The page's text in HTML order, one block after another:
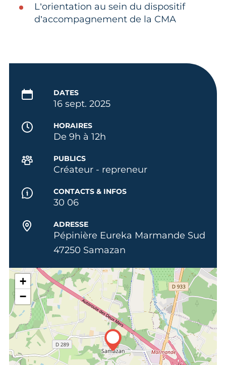
L’orientation au sein du dispositif
d’accompagnement de la CMA
DATES
16 sept. 2025
HORAIRES
De 9h à 12h
PUBLICS
Créateur - repreneur
CONTACTS & INFOS
30 06
ADRESSE
Pépinière Eureka Marmande Sud
47250 Samazan
+
−